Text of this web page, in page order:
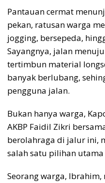
Pantauan cermat
pekan, ratusan warga
jogging, bersepeda,
Sayangnya, jalan
tertimbun material
banyak berlubang,
pengguna jalan.
Bukan hanya warga,
AKBP Faidil Zikri
berolahraga di jalur ini,
salah satu pilihan
Seorang warga,